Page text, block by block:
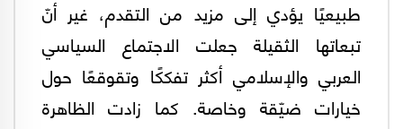
طبيعيًا يؤدي إلى مزيد من التقدم، غير أنّ
تبعاتها الثقيلة جعلت الاجتماع السياسي
العربي والإسلامي أكثر تفككًا وتقوقعًا حول
خيارات ضيّقة وخاصة. كما زادت الظاهرة